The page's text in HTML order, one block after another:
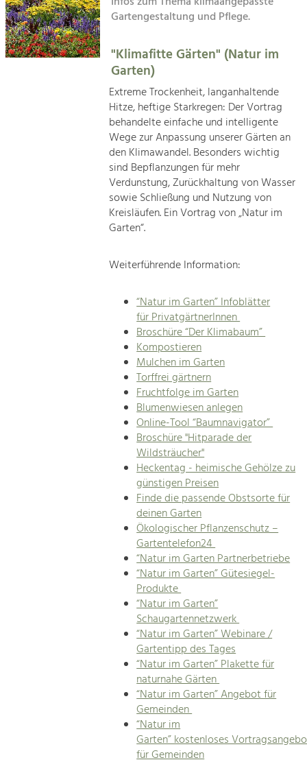
Kirchen am Fluss
Suche
Tourismus
Angebotsentwicklung und
Positionierung.
Kunst & Kultur
Handwerk, Wissenschaft und Forschung.
Soziales, Bildung &
Gleichberechtigung, Jugend und
Mobilität & Energie
Klimawandel, öffentlicher Verkehr und
Gartengestaltung und Pflege.
"Klimafitte Gärten" (Natur im
Garten)
Extreme Trockenheit, langanhaltende
Hitze, heftige Starkregen: Der Vortrag
behandelte einfache und intelligente
Wege zur Anpassung unserer Gärten an
den Klimawandel. Besonders wichtig
sind Bepflanzungen für mehr
Verdunstung, Zurückhaltung von Wasser
sowie Schließung und Nutzung von
Kreisläufen. Ein Vortrag von „Natur im
Garten“.
Weiterführende Information:
“Natur im Garten” Infoblätter
für PrivatgärtnerInnen
Broschüre “Der Klimabaum”
Kompostieren
Mulchen im Garten
Torffrei gärtnern
Fruchtfolge im Garten
Blumenwiesen anlegen
Online-Tool “Baumnavigator”
Broschüre "Hitparade der
Wildsträucher"
Heckentag - heimische Gehölze zu
günstigen Preisen
Finde die passende Obstsorte für
deinen Garten
Ökologischer Pflanzenschutz –
Gartentelefon24
“Natur im Garten Partnerbetriebe
“Natur im Garten” Gütesiegel-
Produkte
“Natur im Garten”
Schaugartennetzwerk
“Natur im Garten” Webinare /
Gartentipp des Tages
“Natur im Garten” Plakette für
naturnahe Gärten
“Natur im Garten” Angebot für
Gemeinden
“Natur im
Garten” kostenloses
für Gemeinden